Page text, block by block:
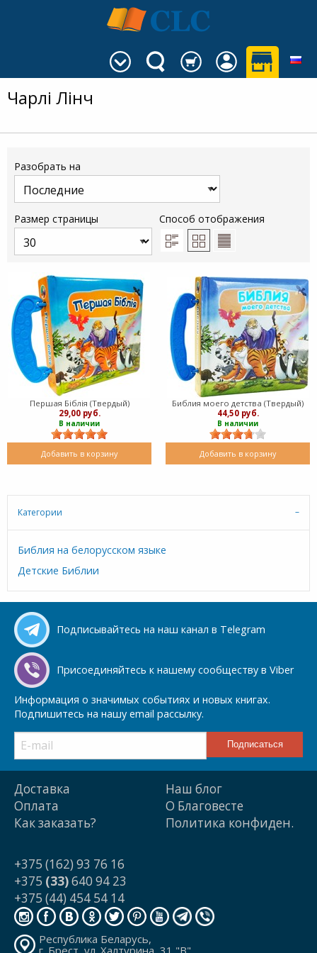
Чарлі Лінч
Разобрать на
Размер страницы Способ отображения
Першая Біблія (Твердый)
29,00 руб.
В наличии
Добавить в корзину
Библия моего детства (Твердый)
44,50 руб.
В наличии
Добавить в корзину
Категории
Библия на белорусском языке
Детские Библии
Подписывайтесь на наш канал в Telegram
Присоединяйтесь к нашему сообществу в Viber
Информация о значимых событиях и новых книгах.
Подпишитесь на нашу email рассылку.
Доставка
Оплата
Как заказать?
Наш блог
О Благовесте
Политика конфиден.
+375 (162) 93 76 16
+375 (33)640 94 23
+375 (44) 454 54 14
Республика Беларусь,